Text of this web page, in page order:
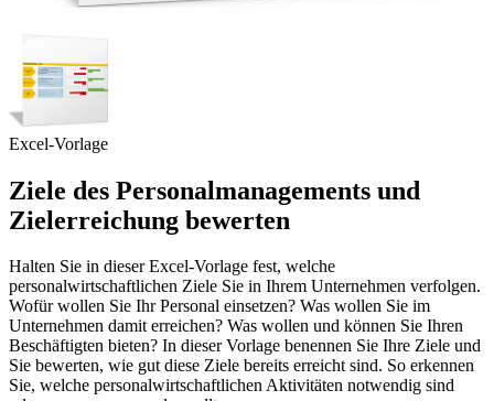
Excel-Vorlage
Ziele des Personalmanagements und
Zielerreichung bewerten
Halten Sie in dieser Excel-Vorlage fest, welche
personalwirtschaftlichen Ziele Sie in Ihrem Unternehmen verfolgen.
Wofür wollen Sie Ihr Personal einsetzen? Was wollen Sie im
Unternehmen damit erreichen? Was wollen und können Sie Ihren
Beschäftigten bieten? In dieser Vorlage benennen Sie Ihre Ziele und
Sie bewerten, wie gut diese Ziele bereits erreicht sind. So erkennen
Sie, welche personalwirtschaftlichen Aktivitäten notwendig sind